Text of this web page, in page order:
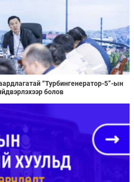
“Турбингенератор-5”-ын
болов